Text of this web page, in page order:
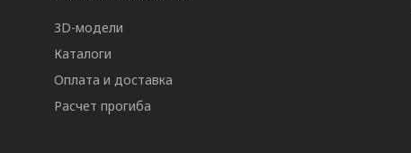
3D-модели
Каталоги
Оплата и доставка
Расчет прогиба